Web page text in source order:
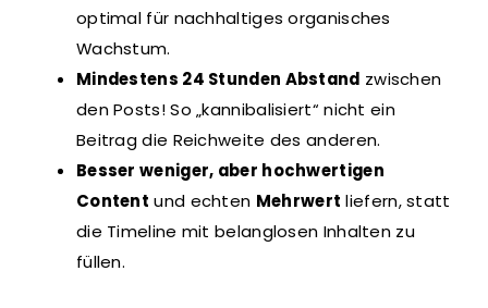
optimal für nachhaltiges organisches
Wachstum.
Mindestens 24 Stunden Abstand zwischen
den Posts! So „kannibalisiert“ nicht ein
Beitrag die Reichweite des anderen.
Besser weniger, aber hochwertigen
Content und echten Mehrwert liefern, statt
die Timeline mit belanglosen Inhalten zu
füllen.